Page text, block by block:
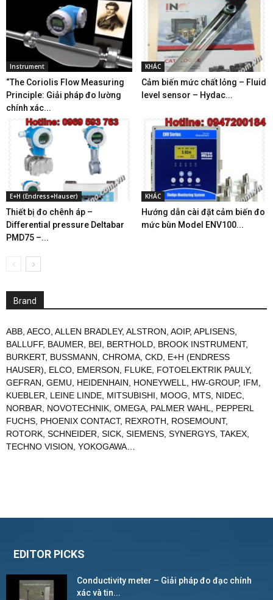
Instrument
“The Coriolis Flow Measuring
Principle: Giải pháp đo lường
chính xác...
KHÁC
Cảm biến mức chất lỏng – Fluid
level sensor – Hydac...
E+H (Endress+Hauser)
Thiết bị đo chênh áp –
Differential pressure Deltabar
PMD75 –...
KHÁC
Hướng dẫn cài đặt cảm biến đo
mức bùn Model ENV100...
Brand
ABB AECO ALLEN BRADLEY, ALSTRON AOIP, APLISENS
BALLUFF, BAUMER BEI BERTHOLD BROOK INSTRUMENT,
BURKERT, BUSSMANN CHROMA CKD E+H (ENDRESS
HAUSER)
ELCO EMERSON FLUKE FOTOELEKTRIK PAULY,
GEFRAN GEMU HEIDENHAIN HONEYWELL HW-GROUP, IFM
KUEBLER
LEINE LINDE MITSUBISHI MOOG MTS NIDEC
NORBAR
NOVOTECHNIK OMEGA PALMER WAHL
PEPPERL
FUCHS PHOENIX CONTACT, REXROTH ROSEMOUNT,
ROTORK SCHNEIDER SICK SIEMENS SYNERGYS TAKEX
TECHNO VISION YOKOGAWA
EDITOR PICKS
Conductivity meter – Giải pháp đo đạc chính
xác và tin...